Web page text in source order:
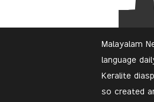
Malayalam
language
Keralite
so created